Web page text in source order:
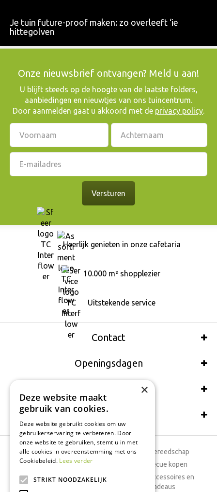
Je tuin future-proof maken: zo overleeft ‘ie
hittegolven
Onze nieuwsbrief ontvangen? Meld u aan!
​U blijft steeds op de hoogte van de laatste folders,
aanbiedingen en nieuwtjes van ons tuincentrum.
Door aanmelden gaat u akkoord met de privacy policy.
Heerlijk genieten in onze cafetaria
10.000 m² shopplezier
Uitstekende service
Contact
Openingsdagen
Wij accepteren ook:
Schrijf een recensie
Tuincentrum
Dierenwinkel
Tuinplanten
Tuingereedschap
Barbecue kopen
Woonaccessoires en
cadeaus
×
Deze website maakt
gebruik van cookies.
Deze website gebruikt cookies om uw
gebruikerservaring te verbeteren. Door
onze website te gebruiken, stemt u in met
alle cookies in overeenstemming met ons
Cookiebeleid. Lees verder
STRIKT NOODZAKELIJK